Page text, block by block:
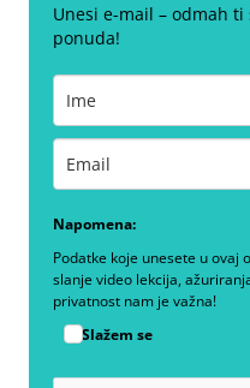
Unesi e-mail – odmah
ponuda!
Napomena:
Podatke koje unesete u ovaj
slanje video lekcija,
privatnost nam je važna!
Slažem se